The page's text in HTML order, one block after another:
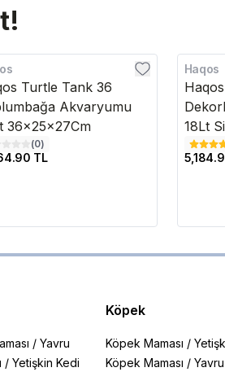
Turtle Tank 36
Akvaryumu
36x25x27Cm
(0)
TL
Haqos
18Lt
/ Yavru
/ Yetişkin Kedi
Köpek
Köpek Maması /
Köpek Maması /